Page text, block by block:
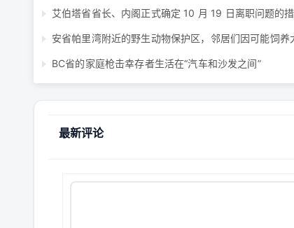
艾伯塔省省长、内阁正式确定 10 月 19 日离职问题的
BC省的家庭枪击幸存者生活在“汽车和沙发之间”
最新评论